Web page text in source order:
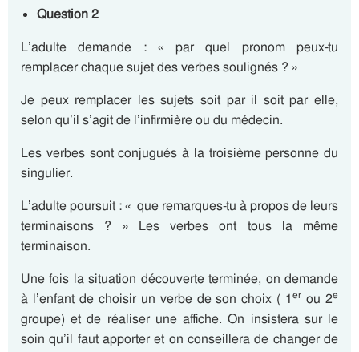
Question 2
L’adulte demande : « par quel pronom peux-tu
remplacer chaque sujet des verbes soulignés ? »
Je peux remplacer les sujets soit par il soit par elle,
selon qu’il s’agit de l’infirmière ou du médecin.
Les verbes sont conjugués à la troisième personne du
singulier.
L’adulte poursuit : « que remarques-tu à propos de leurs
terminaisons ? » Les verbes ont tous la même
terminaison.
Une fois la situation découverte terminée, on demande
à l’enfant de choisir un verbe de son choix ( 1er ou 2e
groupe) et de réaliser une affiche. On insistera sur le
soin qu’il faut apporter et on conseillera de changer de